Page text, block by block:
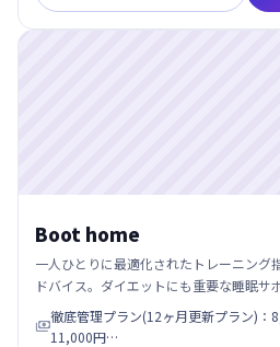
Boot home
一人ひとりに最適化されたトレーニング
ドバイス。ダイエットにも重要な睡眠サ

徹底管理プラン(12ヶ月更新プラン)：
11,000円…